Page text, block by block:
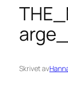
Skrivet av